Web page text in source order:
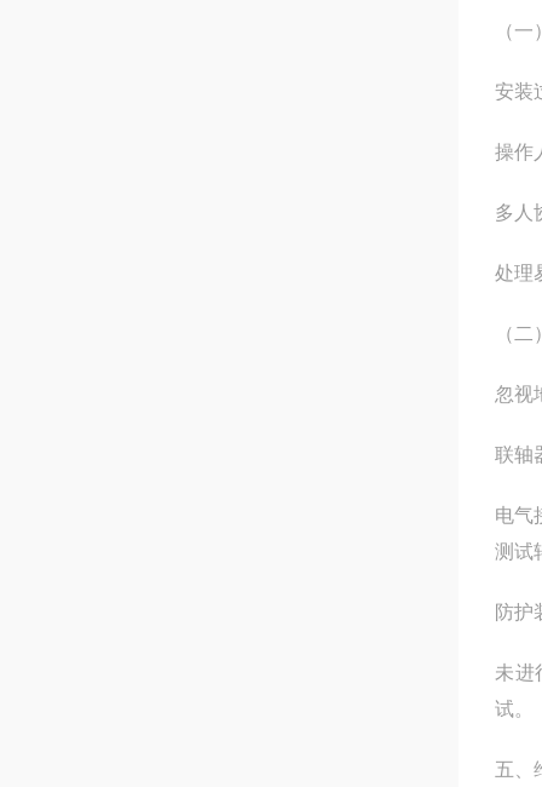
（
安装
操作
多人
处理
（
忽视
联轴
电气
测试
防护
未进
试。
五、